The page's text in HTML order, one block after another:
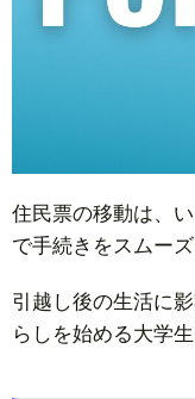
住民票の移動は、
で手続きをスムー
引越し後の生活に
らしを始める大学